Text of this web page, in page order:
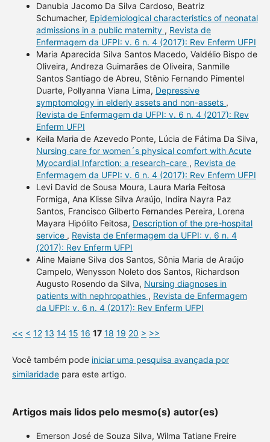
Danubia Jacomo Da Silva Cardoso, Beatriz
Schumacher, Epidemiological characteristics of neonatal
admissions in a public maternity , Revista de
Enfermagem da UFPI: v. 6 n. 4 (2017): Rev Enferm UFPI
Maria Aparecida Silva Santos Macedo, Valdélio Bispo de
Oliveira, Andreza Guimarães de Oliveira, Sanmille
Santos Santiago de Abreu, Stênio Fernando Pimentel
Duarte, Pollyanna Viana Lima, Depressive
symptomology in elderly assets and non-assets ,
Revista de Enfermagem da UFPI: v. 6 n. 4 (2017): Rev
Enferm UFPI
Keila Maria de Azevedo Ponte, Lúcia de Fátima Da Silva,
Nursing care for women´s physical comfort with Acute
Myocardial Infarction: a research-care , Revista de
Enfermagem da UFPI: v. 6 n. 4 (2017): Rev Enferm UFPI
Levi David de Sousa Moura, Laura Maria Feitosa
Formiga, Ana Klisse Silva Araújo, Indira Nayra Paz
Santos, Francisco Gilberto Fernandes Pereira, Lorena
Mayara Hipólito Feitosa, Description of the pre-hospital
service , Revista de Enfermagem da UFPI: v. 6 n. 4
(2017): Rev Enferm UFPI
Aline Maiane Silva dos Santos, Sônia Maria de Araújo
Campelo, Wenysson Noleto dos Santos, Richardson
Augusto Rosendo da Silva, Nursing diagnoses in
patients with nephropathies , Revista de Enfermagem
da UFPI: v. 6 n. 4 (2017): Rev Enferm UFPI
<< < 12 13 14 15 16 17 18 19 20 > >>
Você também pode iniciar uma pesquisa avançada por
similaridadepara este artigo.
Artigos mais lidos pelo mesmo(s) autor(es)
Emerson José de Souza Silva, Wilma Tatiane Freire